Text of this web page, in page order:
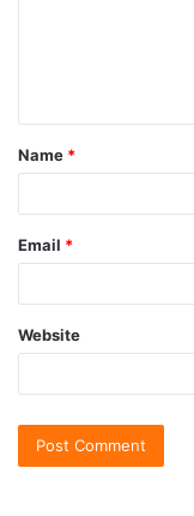
Name *
Email *
Website